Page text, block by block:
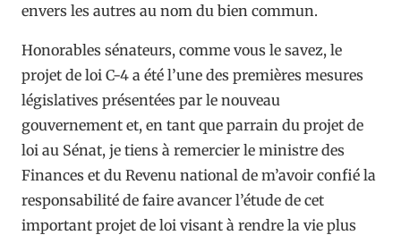
envers les autres au nom du bien commun.
Honorables sénateurs, comme vous le savez, le
projet de loi C-4 a été l’une des premières mesures
législatives présentées par le nouveau
gouvernement et, en tant que parrain du projet de
loi au Sénat, je tiens à remercier le ministre des
Finances et du Revenu national de m’avoir confié la
responsabilité de faire avancer l’étude de cet
important projet de loi visant à rendre la vie plus